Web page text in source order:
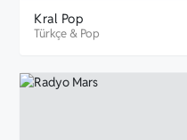
Kral Pop
Türkçe& Pop